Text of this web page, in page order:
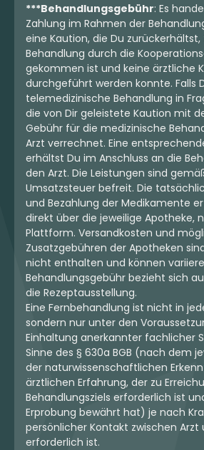
***Behandlungsgebühr: Es
Zahlung im Rahmen der
eine Kaution, die Du zurückerhältst,
Behandlung durch die
gekommen ist und keine ärztliche
durchgeführt werden konnte. Falls
telemedizinische Behandlung in
die von Dir geleistete Kaution mit
Gebühr für die medizinische
Arzt verrechnet. Eine
erhältst Du im Anschluss an die
den Arzt. Die Leistungen sind
Umsatzsteuer befreit. Die
und Bezahlung der Medikamente
direkt über die jeweilige Apotheke,
Plattform. Versandkosten und
Zusatzgebühren der Apotheken
nicht enthalten und können
Behandlungsgebühr bezieht sich
die Rezeptausstellung.
Eine Fernbehandlung ist nicht in
sondern nur unter den
Einhaltung anerkannter fachlicher
Sinne des § 630a BGB (nach dem
der naturwissenschaftlichen
ärztlichen Erfahrung, der zu
Behandlungsziels erforderlich ist
Erprobung bewährt hat) je nach
persönlicher Kontakt zwischen Arzt
erforderlich ist.